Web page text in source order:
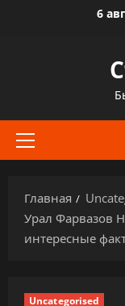
6
Основное
Главная
Урал Фарвазов
интересные
Uncategorised